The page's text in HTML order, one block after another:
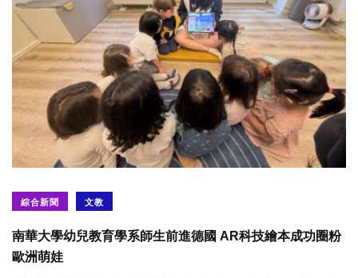
綜合新聞 文教
南華大學幼兒教育學系師生前進德國 AR科技繪本成功圈粉
歐洲萌娃